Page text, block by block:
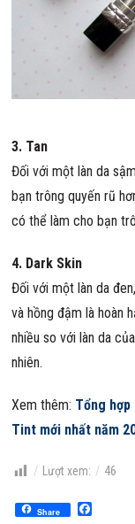
3. Tan
Đối với một làn da
bạn trông quyến rũ
có thể làm cho bạn
4. Dark Skin
Đối với một làn da
và hồng đậm là hoàn
nhiều so với làn da
nhiên.
Xem thêm: Tổng
Tint mới nhất năm
Lượt xem: 46
Share